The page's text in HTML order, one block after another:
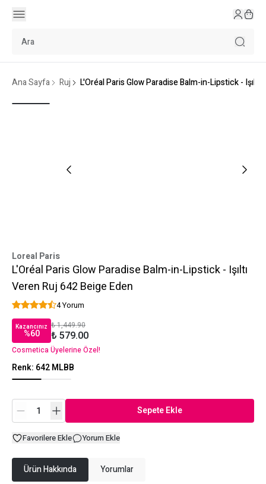
Ana Sayfa Ruj L'Oréal Paris Glow Paradise Balm-in-Lipstick -
Loreal Paris
L'Oréal Paris Glow Paradise Balm-in-Lipstick - Işıltı
Veren Ruj 642 Beige Eden
4 Yorum
Kazancınız
%60
₺ 1,449.90
₺ 579.00
Cosmetica Üyelerine Özel!
Renk: 642 MLBB
Sepete Ekle
Favorilere Ekle Yorum Ekle
Ürün Hakkında Yorumlar